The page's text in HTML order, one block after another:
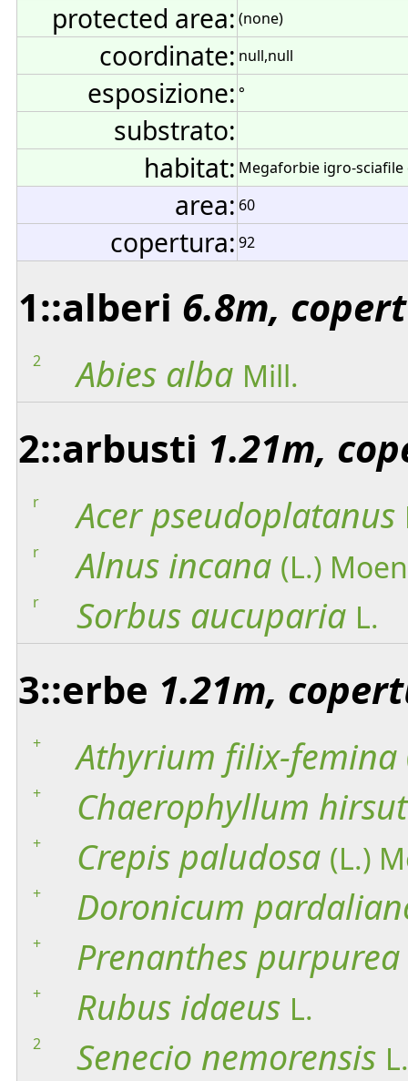
protected area: (none)
coordinate: null,null
esposizione: °
substrato:
habitat: Megaforbie igro-
area: 60
copertura: 92
1::alberi 6.8m,
2 Abies alba Mill.
2::arbusti 1.21m,
r Acer pseudoplatanus
r Alnus incana (L.)
r Sorbus aucuparia L.
3::erbe 1.21m,
+ Athyrium filix-femina
+ Chaerophyllum
+ Crepis paludosa (L.)
+ Doronicum
+ Prenanthes purpurea
+ Rubus idaeus L.
2 Senecio nemorensis L.